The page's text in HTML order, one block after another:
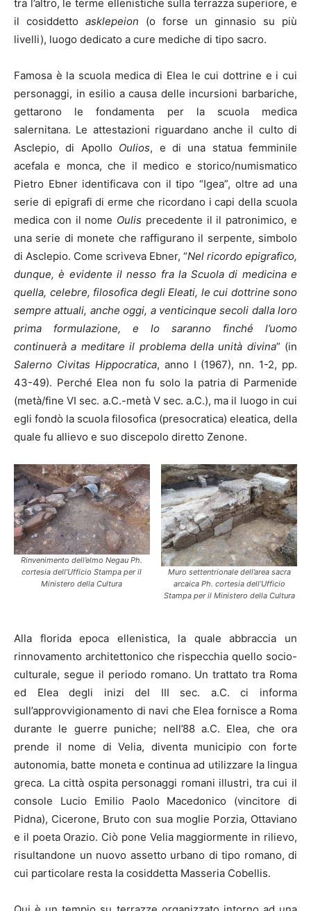
tra l’altro, le terme ellenistiche sulla terrazza superiore, e
il cosiddetto asklepeion (o forse un ginnasio su più
livelli), luogo dedicato a cure mediche di tipo sacro.
Famosa è la scuola medica di Elea le cui dottrine e i cui
personaggi, in esilio a causa delle incursioni barbariche,
gettarono le fondamenta per la scuola medica
salernitana. Le attestazioni riguardano anche il culto di
Asclepio, di Apollo Oulios, e di una statua femminile
acefala e monca, che il medico e storico/numismatico
Pietro Ebner identificava con il tipo “Igea”, oltre ad una
serie di epigrafi di erme che ricordano i capi della scuola
medica con il nome Oulis precedente il il patronimico, e
una serie di monete che raffigurano il serpente, simbolo
di Asclepio. Come scriveva Ebner, “Nel ricordo epigrafico,
dunque, è evidente il nesso fra la Scuola di medicina e
quella, celebre, filosofica degli Eleati, le cui dottrine sono
sempre attuali, anche oggi, a venticinque secoli dalla loro
prima formulazione, e lo saranno finché l’uomo
continuerà a meditare il problema della unità divina” (in
Salerno Civitas Hippocratica, anno I (1967), nn. 1-2, pp.
43-49). Perché Elea non fu solo la patria di Parmenide
(metà/fine VI sec. a.C.-metà V sec. a.C.), ma il luogo in cui
egli fondò la scuola filosofica (presocratica) eleatica, della
quale fu allievo e suo discepolo diretto Zenone.
Rinvenimento dell’elmo Negau Ph.
cortesia dell’Ufficio Stampa per il
Ministero della Cultura
Muro settentrionale dell’area sacra
arcaica Ph. cortesia dell’Ufficio
Stampa per il Ministero della Cultura
Alla florida epoca ellenistica, la quale abbraccia un
rinnovamento architettonico che rispecchia quello socio-
culturale, segue il periodo romano. Un trattato tra Roma
ed Elea degli inizi del III sec. a.C. ci informa
sull’approvvigionamento di navi che Elea fornisce a Roma
durante le guerre puniche; nell’88 a.C. Elea, che ora
prende il nome di Velia, diventa municipio con forte
autonomia, batte moneta e continua ad utilizzare la lingua
greca. La città ospita personaggi romani illustri, tra cui il
console Lucio Emilio Paolo Macedonico (vincitore di
Pidna), Cicerone, Bruto con sua moglie Porzia, Ottaviano
e il poeta Orazio. Ciò pone Velia maggiormente in rilievo,
risultandone un nuovo assetto urbano di tipo romano, di
cui particolare resta la cosiddetta Masseria Cobellis.